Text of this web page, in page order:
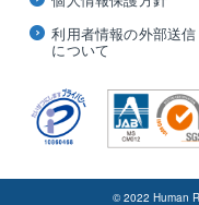
利用者情報の外部送信
について
© 2022 Human